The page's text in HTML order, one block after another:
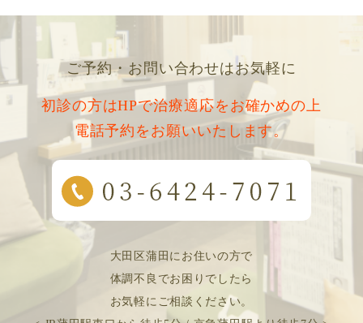
ご予約・お問い合わせはお気軽に
初診の方はHPで治療適応をお確かめの上
電話予約をお願いいたします。
大田区蒲田にお住いの方で
体調不良でお困りでしたら
お気軽にご相談ください。